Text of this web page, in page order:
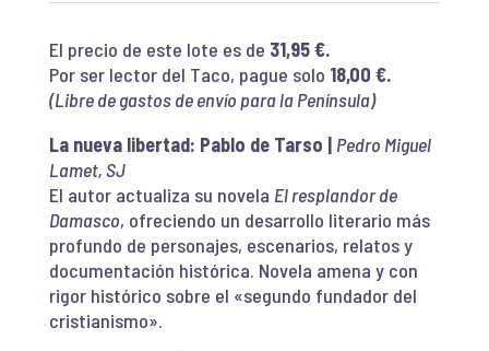
El precio de este lote es de 31,95 €.
Por ser lector del Taco, pague solo 18,00 €.
(Libre de gastos de envío para la Península)
La nueva libertad: Pablo de Tarso | Pedro Miguel
Lamet, SJ
El autor actualiza su novela El resplandor de
Damasco, ofreciendo un desarrollo literario más
profundo de personajes, escenarios, relatos y
documentación histórica. Novela amena y con
rigor histórico sobre el «segundo fundador del
cristianismo».